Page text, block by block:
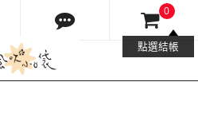
0
點選結帳